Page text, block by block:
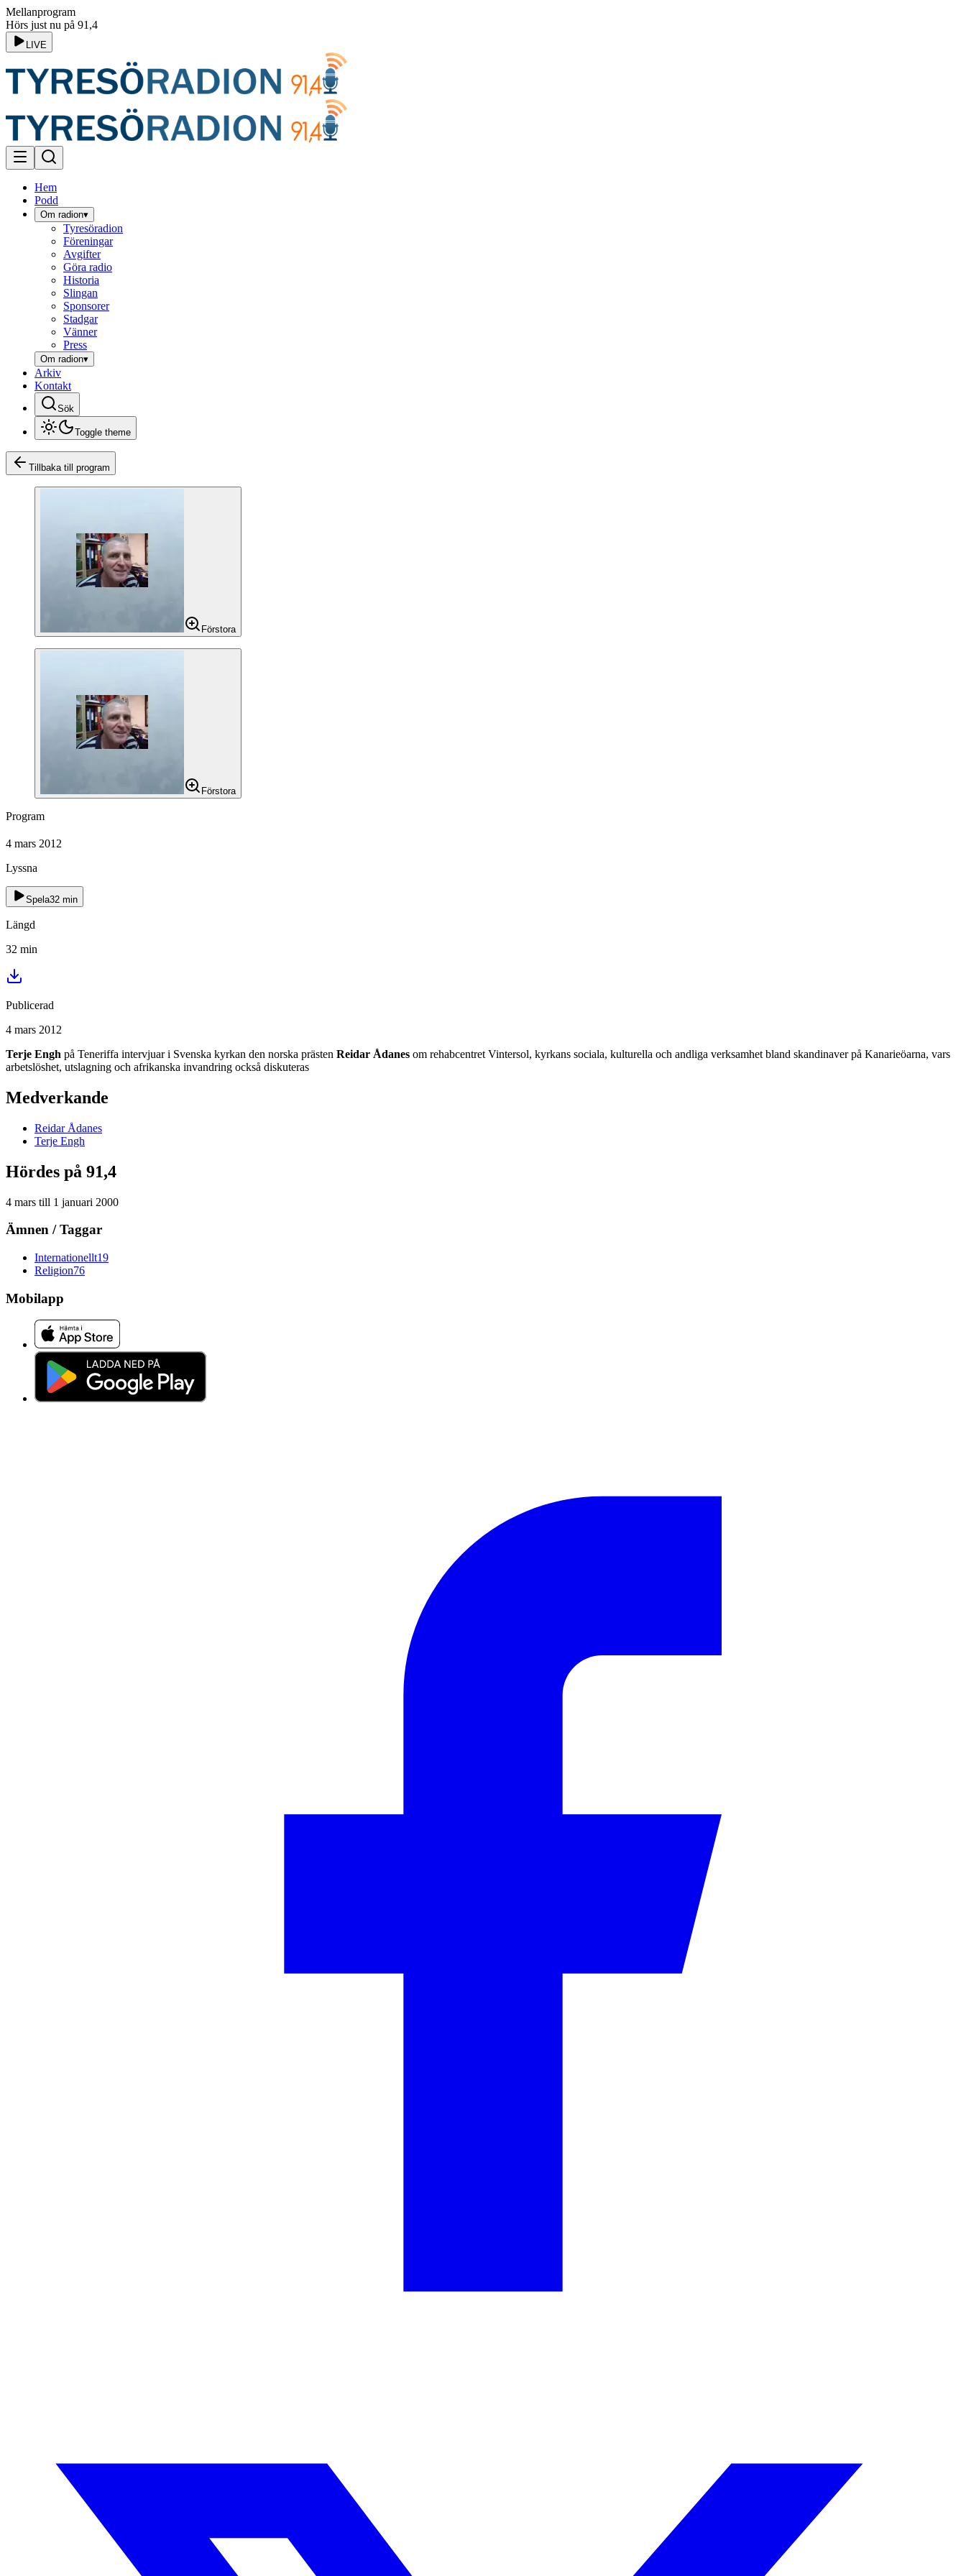
Mellanprogram
Hörs just nu på 91,4
LIVE
Hem
Podd
Om radion▾
Tyresöradion
Föreningar
Avgifter
Göra radio
Historia
Slingan
Sponsorer
Stadgar
Vänner
Press
Om radion▾
Arkiv
Kontakt
Sök
Toggle theme
Tillbaka till program
Förstora
Förstora
Program
4 mars 2012
Lyssna
Spela32 min
Längd
32 min
Publicerad
4 mars 2012
Terje Engh på Teneriffa intervjuar i Svenska kyrkan den norska prästen Reidar Ådanes om rehabcentret Vintersol, kyrkans sociala, kulturella och andliga verksamhet bland skandinaver på Kanarieöarna, vars
arbetslöshet, utslagning och afrikanska invandring också diskuteras
Medverkande
Reidar Ådanes
Terje Engh
Hördes på 91,4
4 mars till 1 januari 2000
Ämnen / Taggar
Internationellt19
Religion76
Mobilapp